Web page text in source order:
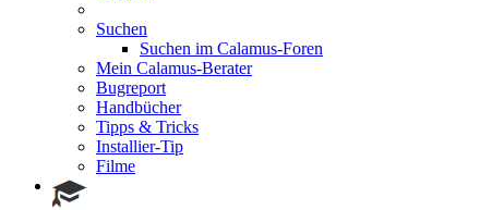
Suchen
Suchen im Calamus-Foren
Mein Calamus-Berater
Bugreport
Handbücher
Tipps & Tricks
Installier-Tip
Filme